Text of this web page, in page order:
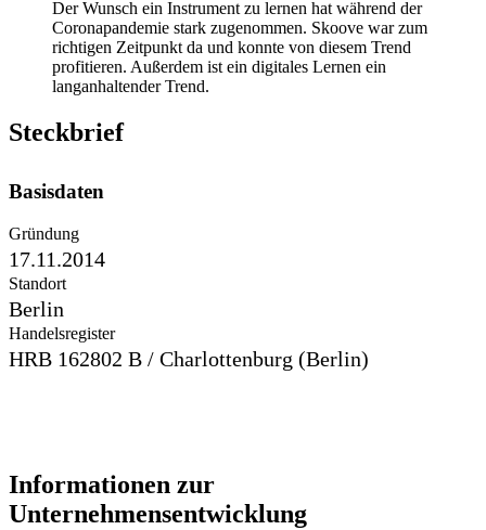
Der Wunsch ein Instrument zu lernen hat während der
Coronapandemie stark zugenommen. Skoove war zum
richtigen Zeitpunkt da und konnte von diesem Trend
profitieren. Außerdem ist ein digitales Lernen ein
langanhaltender Trend.
Steckbrief
Basisdaten
Gründung
17.11.2014
Standort
Berlin
Handelsregister
HRB 162802 B / Charlottenburg (Berlin)
Informationen zur
Unternehmensentwicklung